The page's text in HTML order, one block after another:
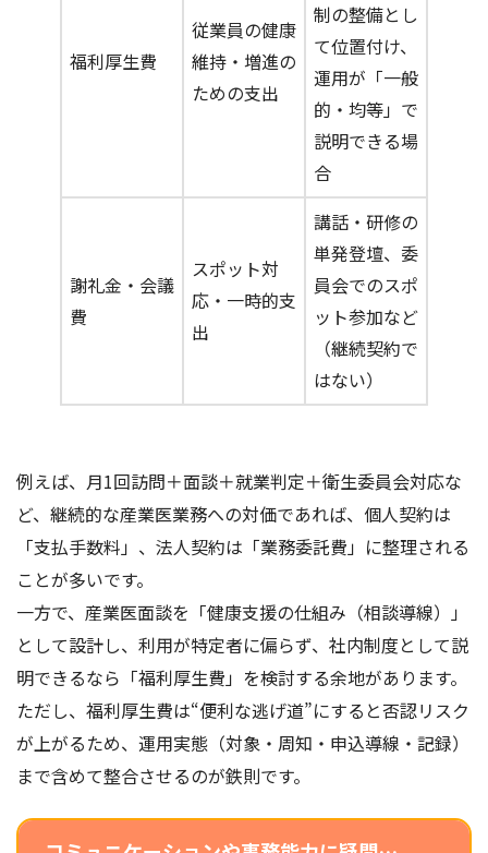
福利厚生費
従業員の健康
維持・増進の
ための支出
制の整備とし
て位置付け、
運用が「一般
的・均等」で
説明できる場
合
謝礼金・会議
費
スポット対
応・一時的支
出
講話・研修の
単発登壇、委
員会でのスポ
ット参加など
（継続契約で
はない）
例えば、月1回訪問＋面談＋就業判定＋衛生委員会対応な
ど、継続的な産業医業務への対価であれば、個人契約は
「支払手数料」、法人契約は「業務委託費」に整理される
ことが多いです。
一方で、産業医面談を「健康支援の仕組み（相談導線）」
として設計し、利用が特定者に偏らず、社内制度として説
明できるなら「福利厚生費」を検討する余地があります。
ただし、福利厚生費は“便利な逃げ道”にすると否認リスク
が上がるため、運用実態（対象・周知・申込導線・記録）
まで含めて整合させるのが鉄則です。